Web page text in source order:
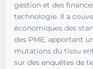
gestion et des
technologie. Il a
économiques des
des PME, apportant
mutations du tissu
sur des enquêtes de